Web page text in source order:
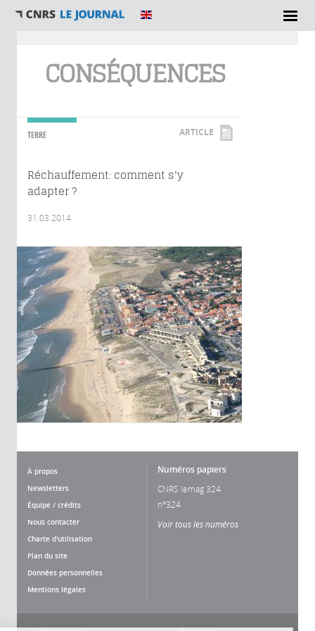
CONSÉQUENCES
TERRE ARTICLE
Réchauffement: comment s'y
adapter ?
31.03.2014
À propos
Newsletters
Équipe / crédits
Nous contacter
Charte d'utilisation
Plan du site
Données personnelles
Mentions légales
Numéros papiers
CNRS lemag 324
n°324
Voir tous les numéros